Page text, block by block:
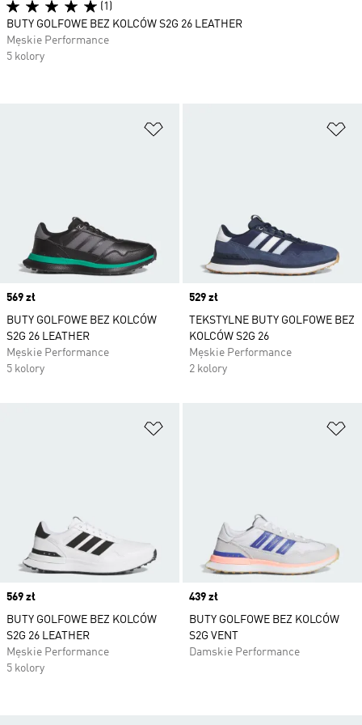
Price
569 zł
BUTY GOLFOWE BEZ KOLCÓW
S2G 26 LEATHER
Męskie Performance
5 kolory
Price
529 zł
TEKSTYLNE BUTY GOLFOWE BEZ
KOLCÓW S2G 26
Męskie Performance
2 kolory
Price
569 zł
BUTY GOLFOWE BEZ KOLCÓW
S2G 26 LEATHER
Męskie Performance
5 kolory
Price
439 zł
BUTY GOLFOWE BEZ KOLCÓW
S2G VENT
Damskie Performance
(1)
BUTY GOLFOWE BEZ KOLCÓW S2G 26 LEATHER
Męskie Performance
5 kolory